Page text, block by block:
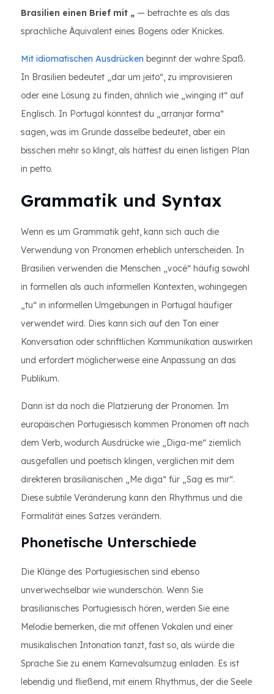
Brasilien einen Brief mit „ — betrachte es als das
sprachliche Äquivalent eines Bogens oder Knickes.
Mit idiomatischen Ausdrücken beginnt der wahre Spaß.
In Brasilien bedeutet „dar um jeito“, zu improvisieren
oder eine Lösung zu finden, ähnlich wie „winging it“ auf
Englisch. In Portugal könntest du „arranjar forma“
sagen, was im Grunde dasselbe bedeutet, aber ein
bisschen mehr so klingt, als hättest du einen listigen Plan
in petto.
Grammatik und Syntax
Wenn es um Grammatik geht, kann sich auch die
Verwendung von Pronomen erheblich unterscheiden. In
Brasilien verwenden die Menschen „você“ häufig sowohl
in formellen als auch informellen Kontexten, wohingegen
„tu“ in informellen Umgebungen in Portugal häufiger
verwendet wird. Dies kann sich auf den Ton einer
Konversation oder schriftlichen Kommunikation auswirken
und erfordert möglicherweise eine Anpassung an das
Publikum.
Dann ist da noch die Platzierung der Pronomen. Im
europäischen Portugiesisch kommen Pronomen oft nach
dem Verb, wodurch Ausdrücke wie „Diga-me“ ziemlich
ausgefallen und poetisch klingen, verglichen mit dem
direkteren brasilianischen „Me diga“ für „Sag es mir“.
Diese subtile Veränderung kann den Rhythmus und die
Formalität eines Satzes verändern.
Phonetische Unterschiede
Die Klänge des Portugiesischen sind ebenso
unverwechselbar wie wunderschön. Wenn Sie
brasilianisches Portugiesisch hören, werden Sie eine
Melodie bemerken, die mit offenen Vokalen und einer
musikalischen Intonation tanzt, fast so, als würde die
Sprache Sie zu einem Karnevalsumzug einladen. Es ist
lebendig und fließend, mit einem Rhythmus, der die Seele